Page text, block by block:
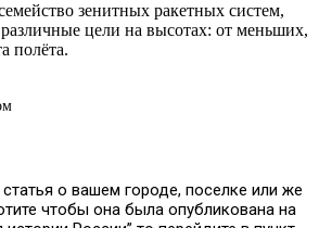
зенитных ракетных систем,
цели на высотах: от меньших,
полёта.
о вашем городе, поселке или же
чтобы она была опубликована на